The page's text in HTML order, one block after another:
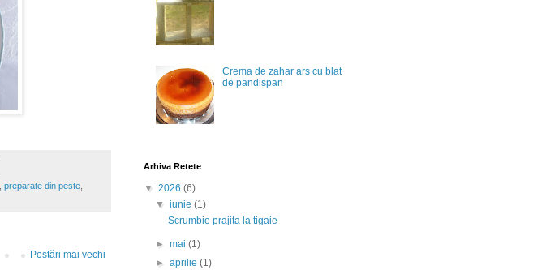
preparate din peste
Postări mai vechi
Crema de zahar ars cu blat
de pandispan
Arhiva Retete
▼ 2026 (6)
▼iunie(1)
Scrumbie prajita la tigaie
►mai(1)
►aprilie(1)